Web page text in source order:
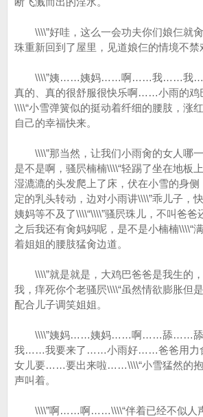
\\\\”好哇，这么一会功夫你们娘仨就肏
珠重新回到了屋里，见道娘仨的情境不禁
\\\\”姨……姨妈……啊……我……我
真的、真的很舒服很快乐啊……小雨的
\\\\“小雪弹簧似的挺动着纤细的腰肢，涨
自己的幸福快来。
\\\\”那当然，让我们小雨肏的女人哪一
是不是啊，骚屄楠楠\\\\“轻踢了坐在地板
湿漉漉的头发爬上了床，伏在小雪的身
定的乳头转动，边对小雨讲\\\\”乖儿子，
姨妈等不及了\\\\“\\\\”骚屄珠儿，不叫爸爸
之后我还有肏妈妈呢，是不是小楠楠\\\\“
着姐姐的腰肢猛肏边道。
\\\\”就是就是，大鸡巴爸爸是我生的
我，痒死你个老骚屄\\\\“虽然情欲膨胀但
配合儿子调笑姐姐。
\\\\”姨妈……姨妈……啊……舔……舔
我……我要来了……小雨好……爸爸用
女儿要……要出来啦……\\\\“小雪猛然的抱
声叫着。
\\\\”啊……啊……\\\\“伴着已经不似人声